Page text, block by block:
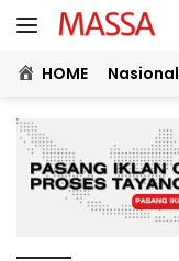
Langsung
ke
konten
HOME Nasional